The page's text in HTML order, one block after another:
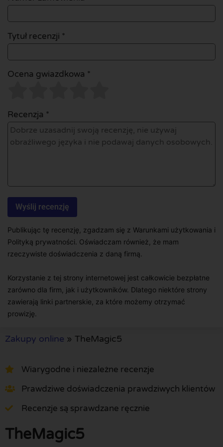
Tytuł recenzji *
Ocena gwiazdkowa *
Recenzja *
Publikując tę recenzję, zgadzam się z Warunkami użytkowania i
Polityką prywatności. Oświadczam również, że mam
rzeczywiste doświadczenia z daną firmą.
Korzystanie z tej strony internetowej jest całkowicie bezpłatne
zarówno dla firm, jak i użytkowników. Dlatego niektóre strony
zawierają linki partnerskie, za które możemy otrzymać
prowizję.
Zakupy online » TheMagic5
Wiarygodne i niezależne recenzje
Prawdziwe doświadczenia prawdziwych klientów
Recenzje są sprawdzane ręcznie
TheMagic5